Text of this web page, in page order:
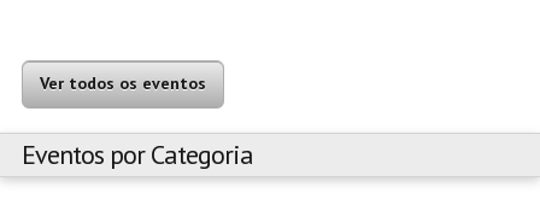
Ver todos os eventos
Eventos por Categoria